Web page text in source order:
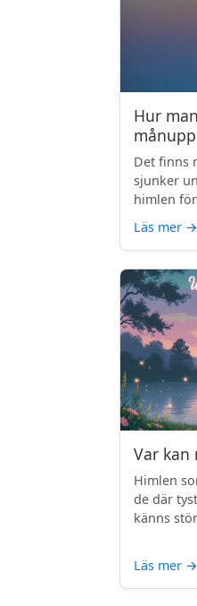
Hur
Det finns
sjunker
himlen
Läs mer →
Var kan
Himlen
de där
känns
Läs mer →